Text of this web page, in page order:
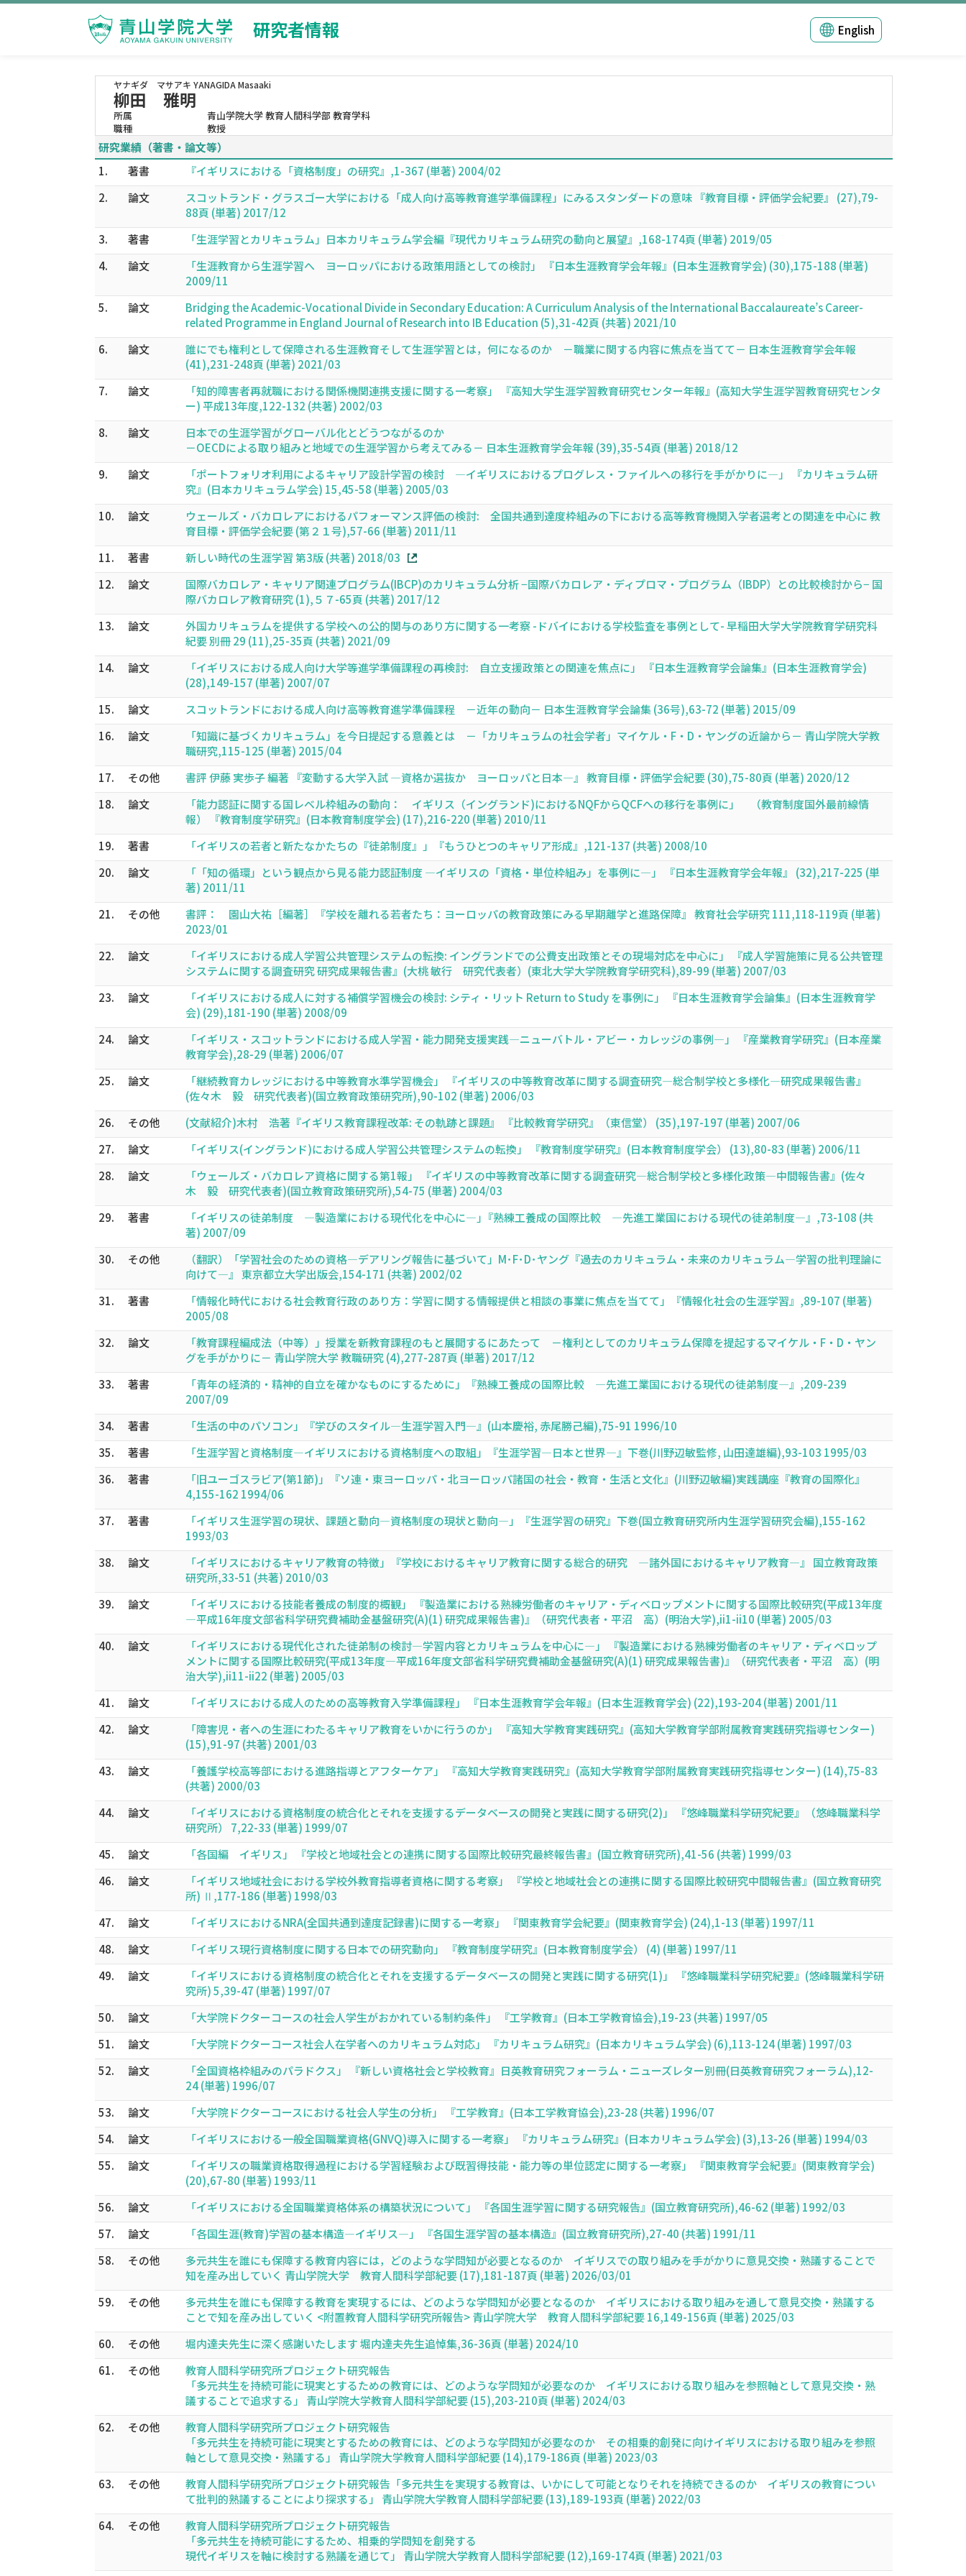
研究者情報 English
ヤナギダ マサアキ YANAGIDA Masaaki
柳田 雅明
所属
青山学院大学 教育人間科学部 教育学科
職種
教授
研究業績（著書・論文等）
1.
著書
『イギリスにおける「資格制度」の研究』,1-367 (単著) 2004/02
2.
論文
スコットランド・グラスゴー大学における「成人向け高等教育進学準備課程」にみるスタンダードの意味 『教育目標・評価学会紀要』 (27),79-
88頁 (単著) 2017/12
3.
著書
「生涯学習とカリキュラム」日本カリキュラム学会編『現代カリキュラム研究の動向と展望』,168-174頁 (単著) 2019/05
4.
論文
「生涯教育から生涯学習へ ヨーロッパにおける政策用語としての検討」 『日本生涯教育学会年報』(日本生涯教育学会) (30),175-188 (単著)
2009/11
5.
論文
Bridging the Academic-Vocational Divide in Secondary Education: A Curriculum Analysis of the International Baccalaureate’s Career-
related Programme in England Journal of Research into IB Education (5),31-42頁 (共著) 2021/10
6.
論文
誰にでも権利として保障される生涯教育そして生涯学習とは，何になるのか －職業に関する内容に焦点を当てて－ 日本生涯教育学会年報
(41),231-248頁 (単著) 2021/03
7.
論文
「知的障害者再就職における関係機関連携支援に関する一考察」 『高知大学生涯学習教育研究センター年報』(高知大学生涯学習教育研究センタ
ー) 平成13年度,122-132 (共著) 2002/03
8.
論文
日本での生涯学習がグローバル化とどうつながるのか
－OECDによる取り組みと地域での生涯学習から考えてみる－ 日本生涯教育学会年報 (39),35-54頁 (単著) 2018/12
9.
論文
「ポートフォリオ利用によるキャリア設計学習の検討 ―イギリスにおけるプログレス・ファイルへの移行を手がかりに―」 『カリキュラム研
究』(日本カリキュラム学会) 15,45-58 (単著) 2005/03
10.
論文
ウェールズ・バカロレアにおけるパフォーマンス評価の検討: 全国共通到達度枠組みの下における高等教育機関入学者選考との関連を中心に 教
育目標・評価学会紀要 (第２１号),57-66 (単著) 2011/11
11.
著書
新しい時代の生涯学習 第3版 (共著) 2018/03
12.
論文
国際バカロレア・キャリア関連プログラム(IBCP)のカリキュラム分析 −国際バカロレア・ディプロマ・プログラム（IBDP）との比較検討から− 国
際バカロレア教育研究 (1),５７-65頁 (共著) 2017/12
13.
論文
外国カリキュラムを提供する学校への公的関与のあり方に関する一考察 -ドバイにおける学校監査を事例として- 早稲田大学大学院教育学研究科
紀要 別冊 29 (11),25-35頁 (共著) 2021/09
14.
論文
「イギリスにおける成人向け大学等進学準備課程の再検討: 自立支援政策との関連を焦点に」 『日本生涯教育学会論集』(日本生涯教育学会)
(28),149-157 (単著) 2007/07
15.
論文
スコットランドにおける成人向け高等教育進学準備課程 －近年の動向－ 日本生涯教育学会論集 (36号),63-72 (単著) 2015/09
16.
論文
「知識に基づくカリキュラム」を今日提起する意義とは －「カリキュラムの社会学者」マイケル・F・D・ヤングの近論から－ 青山学院大学教
職研究,115-125 (単著) 2015/04
17.
その他
書評 伊藤 実歩子 編著 『変動する大学入試 ―資格か選抜か ヨーロッパと日本―』 教育目標・評価学会紀要 (30),75-80頁 (単著) 2020/12
18.
論文
「能力認証に関する国レベル枠組みの動向： イギリス（イングランド)におけるNQFからQCFへの移行を事例に」 （教育制度国外最前線情
報） 『教育制度学研究』(日本教育制度学会) (17),216-220 (単著) 2010/11
19.
著書
「イギリスの若者と新たなかたちの『徒弟制度』」『もうひとつのキャリア形成』,121-137 (共著) 2008/10
20.
論文
「「知の循環」という観点から見る能力認証制度 ―イギリスの「資格・単位枠組み」を事例に―」 『日本生涯教育学会年報』 (32),217-225 (単
著) 2011/11
21.
その他
書評： 園山大祐［編著］『学校を離れる若者たち：ヨーロッパの教育政策にみる早期離学と進路保障』 教育社会学研究 111,118-119頁 (単著)
2023/01
22.
論文
「イギリスにおける成人学習公共管理システムの転換: イングランドでの公費支出政策とその現場対応を中心に」 『成人学習施策に見る公共管理
システムに関する調査研究 研究成果報告書』(大桃 敏行 研究代表者）(東北大学大学院教育学研究科),89-99 (単著) 2007/03
23.
論文
「イギリスにおける成人に対する補償学習機会の検討: シティ・リット Return to Study を事例に」 『日本生涯教育学会論集』(日本生涯教育学
会) (29),181-190 (単著) 2008/09
24.
論文
「イギリス・スコットランドにおける成人学習・能力開発支援実践―ニューバトル・アビー・カレッジの事例―」 『産業教育学研究』(日本産業
教育学会),28-29 (単著) 2006/07
25.
論文
「継続教育カレッジにおける中等教育水準学習機会」 『イギリスの中等教育改革に関する調査研究―総合制学校と多様化―研究成果報告書』
(佐々木 毅 研究代表者)(国立教育政策研究所),90-102 (単著) 2006/03
26.
その他
(文献紹介)木村 浩著『イギリス教育課程改革: その軌跡と課題』 『比較教育学研究』（東信堂） (35),197-197 (単著) 2007/06
27.
論文
「イギリス(イングランド)における成人学習公共管理システムの転換」 『教育制度学研究』(日本教育制度学会） (13),80-83 (単著) 2006/11
28.
論文
「ウェールズ・バカロレア資格に関する第1報」 『イギリスの中等教育改革に関する調査研究―総合制学校と多様化政策―中間報告書』(佐々
木 毅 研究代表者)(国立教育政策研究所),54-75 (単著) 2004/03
29.
著書
「イギリスの徒弟制度 ―製造業における現代化を中心に―｣『熟練工養成の国際比較 ―先進工業国における現代の徒弟制度―』,73-108 (共
著) 2007/09
30.
その他
（翻訳）「学習社会のための資格―デアリング報告に基づいて」M･F･D･ヤング『過去のカリキュラム・未来のカリキュラム―学習の批判理論に
向けて―』 東京都立大学出版会,154-171 (共著) 2002/02
31.
著書
「情報化時代における社会教育行政のあり方：学習に関する情報提供と相談の事業に焦点を当てて」『情報化社会の生涯学習』,89-107 (単著)
2005/08
32.
論文
「教育課程編成法（中等）」授業を新教育課程のもと展開するにあたって －権利としてのカリキュラム保障を提起するマイケル・F・D・ヤン
グを手がかりに－ 青山学院大学 教職研究 (4),277-287頁 (単著) 2017/12
33.
著書
「青年の経済的・精神的自立を確かなものにするために」『熟練工養成の国際比較 ―先進工業国における現代の徒弟制度―』,209-239
2007/09
34.
著書
「生活の中のパソコン」『学びのスタイル―生涯学習入門―』(山本慶裕, 赤尾勝己編),75-91 1996/10
35.
著書
「生涯学習と資格制度―イギリスにおける資格制度への取組」『生涯学習―日本と世界―』下巻(川野辺敏監修, 山田達雄編),93-103 1995/03
36.
著書
「旧ユーゴスラビア(第1節)」『ソ連・東ヨーロッパ・北ヨーロッパ諸国の社会・教育・生活と文化』(川野辺敏編)実践講座『教育の国際化』
4,155-162 1994/06
37.
著書
「イギリス生涯学習の現状、課題と動向―資格制度の現状と動向―」『生涯学習の研究』下巻(国立教育研究所内生涯学習研究会編),155-162
1993/03
38.
論文
「イギリスにおけるキャリア教育の特徴」『学校におけるキャリア教育に関する総合的研究 ―諸外国におけるキャリア教育―』 国立教育政策
研究所,33-51 (共著) 2010/03
39.
論文
「イギリスにおける技能者養成の制度的概観」 『製造業における熟練労働者のキャリア・ディベロップメントに関する国際比較研究(平成13年度
―平成16年度文部省科学研究費補助金基盤研究(A)(1) 研究成果報告書)』（研究代表者・平沼 高）(明治大学),ii1-ii10 (単著) 2005/03
40.
論文
「イギリスにおける現代化された徒弟制の検討―学習内容とカリキュラムを中心に―」 『製造業における熟練労働者のキャリア・ディベロップ
メントに関する国際比較研究(平成13年度―平成16年度文部省科学研究費補助金基盤研究(A)(1) 研究成果報告書)』（研究代表者・平沼 高）(明
治大学),ii11-ii22 (単著) 2005/03
41.
論文
「イギリスにおける成人のための高等教育入学準備課程」 『日本生涯教育学会年報』(日本生涯教育学会) (22),193-204 (単著) 2001/11
42.
論文
「障害児・者への生涯にわたるキャリア教育をいかに行うのか」 『高知大学教育実践研究』(高知大学教育学部附属教育実践研究指導センター)
(15),91-97 (共著) 2001/03
43.
論文
「養護学校高等部における進路指導とアフターケア」 『高知大学教育実践研究』(高知大学教育学部附属教育実践研究指導センター) (14),75-83
(共著) 2000/03
44.
論文
「イギリスにおける資格制度の統合化とそれを支援するデータベースの開発と実践に関する研究(2)」 『悠峰職業科学研究紀要』（悠峰職業科学
研究所） 7,22-33 (単著) 1999/07
45.
論文
「各国編 イギリス」 『学校と地域社会との連携に関する国際比較研究最終報告書』(国立教育研究所),41-56 (共著) 1999/03
46.
論文
「イギリス地域社会における学校外教育指導者資格に関する考察」 『学校と地域社会との連携に関する国際比較研究中間報告書』(国立教育研究
所) Ⅱ,177-186 (単著) 1998/03
47.
論文
「イギリスにおけるNRA(全国共通到達度記録書)に関する一考察」 『関東教育学会紀要』(関東教育学会) (24),1-13 (単著) 1997/11
48.
論文
「イギリス現行資格制度に関する日本での研究動向」 『教育制度学研究』(日本教育制度学会） (4) (単著) 1997/11
49.
論文
「イギリスにおける資格制度の統合化とそれを支援するデータベースの開発と実践に関する研究(1)」 『悠峰職業科学研究紀要』(悠峰職業科学研
究所) 5,39-47 (単著) 1997/07
50.
論文
「大学院ドクターコースの社会人学生がおかれている制約条件」 『工学教育』(日本工学教育協会),19-23 (共著) 1997/05
51.
論文
「大学院ドクターコース社会人在学者へのカリキュラム対応」 『カリキュラム研究』(日本カリキュラム学会) (6),113-124 (単著) 1997/03
52.
論文
「全国資格枠組みのパラドクス」 『新しい資格社会と学校教育』日英教育研究フォーラム・ニューズレター別冊(日英教育研究フォーラム),12-
24 (単著) 1996/07
53.
論文
「大学院ドクターコースにおける社会人学生の分析」 『工学教育』(日本工学教育協会),23-28 (共著) 1996/07
54.
論文
「イギリスにおける一般全国職業資格(GNVQ)導入に関する一考察」 『カリキュラム研究』(日本カリキュラム学会) (3),13-26 (単著) 1994/03
55.
論文
「イギリスの職業資格取得過程における学習経験および既習得技能・能力等の単位認定に関する一考察」 『関東教育学会紀要』(関東教育学会)
(20),67-80 (単著) 1993/11
56.
論文
「イギリスにおける全国職業資格体系の構築状況について」 『各国生涯学習に関する研究報告』(国立教育研究所),46-62 (単著) 1992/03
57.
論文
「各国生涯(教育)学習の基本構造―イギリス―」 『各国生涯学習の基本構造』(国立教育研究所),27-40 (共著) 1991/11
58.
その他
多元共生を誰にも保障する教育内容には，どのような学問知が必要となるのか イギリスでの取り組みを手がかりに意見交換・熟議することで
知を産み出していく 青山学院大学 教育人間科学部紀要 (17),181-187頁 (単著) 2026/03/01
59.
その他
多元共生を誰にも保障する教育を実現するには、どのような学問知が必要となるのか イギリスにおける取り組みを通して意見交換・熟議する
ことで知を産み出していく <附置教育人間科学研究所報告> 青山学院大学 教育人間科学部紀要 16,149-156頁 (単著) 2025/03
60.
その他
堀内達夫先生に深く感謝いたします 堀内達夫先生追悼集,36-36頁 (単著) 2024/10
61.
その他
教育人間科学研究所プロジェクト研究報告
「多元共生を持続可能に現実とするための教育には、どのような学問知が必要なのか イギリスにおける取り組みを参照軸として意見交換・熟
議することで追求する」 青山学院大学教育人間科学部紀要 (15),203-210頁 (単著) 2024/03
62.
その他
教育人間科学研究所プロジェクト研究報告
「多元共生を持続可能に現実とするための教育には、どのような学問知が必要なのか その相乗的創発に向けイギリスにおける取り組みを参照
軸として意見交換・熟議する」 青山学院大学教育人間科学部紀要 (14),179-186頁 (単著) 2023/03
63.
その他
教育人間科学研究所プロジェクト研究報告「多元共生を実現する教育は、いかにして可能となりそれを持続できるのか イギリスの教育につい
て批判的熟議することにより探求する」 青山学院大学教育人間科学部紀要 (13),189-193頁 (単著) 2022/03
64.
その他
教育人間科学研究所プロジェクト研究報告
「多元共生を持続可能にするため、相乗的学問知を創発する
現代イギリスを軸に検討する熟議を通じて」 青山学院大学教育人間科学部紀要 (12),169-174頁 (単著) 2021/03